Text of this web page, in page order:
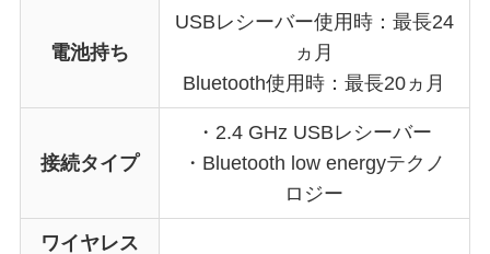
電池持ち
USBレシーバー使用時：最長24
ヵ月
Bluetooth使用時：最長20ヵ月
接続タイプ
・2.4 GHz USBレシーバー
・Bluetooth low energyテクノ
ロジー
ワイヤレス